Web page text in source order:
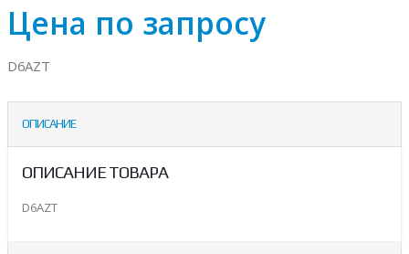
Цена по запросу
D6AZT
ОПИСАНИЕ
ОПИСАНИЕ ТОВАРА
D6AZT